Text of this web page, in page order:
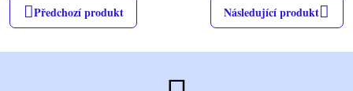
Předchozí produkt Následující produkt